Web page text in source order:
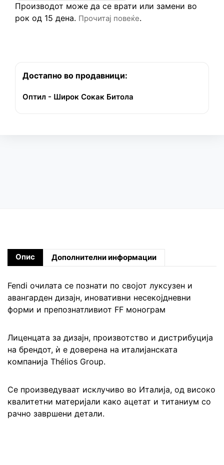
Производот може да се врати или замени во
рок од 15 дена. Прочитај повеќе.
Достапно во продавници:
Оптил - Широк Сокак Битола
Опис Дополнителни информации
Fendi очилата се познати по својот луксузен и
авангарден дизајн, иновативни несекојдневни
форми и препознатливиот FF монограм
Лиценцата за дизајн, произвотство и дистрибуција
на брендот, ѝ е доверена на италијанската
компанија Thélios Group.
Се произведуваат исклучиво во Италија, од високо
квалитетни материјали како ацетат и титаниум со
рачно завршени детали.